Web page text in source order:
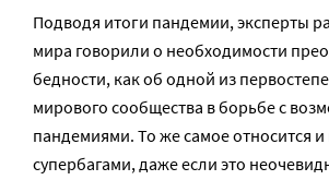
Подводя итоги пандемии, эксперты
мира говорили о необходимости
бедности, как об одной из
мирового сообщества в борьбе с
пандемиями. То же самое относится и
супербагами, даже если это